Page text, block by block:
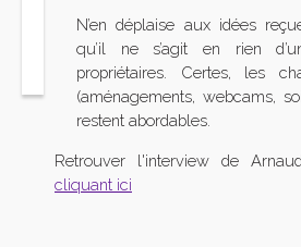
N’en déplaise aux idées
qu’il ne s’agit en rien
propriétaires. Certes, les
(aménagements, webcams,
restent abordables.
Retrouver l'interview de
cliquant ici